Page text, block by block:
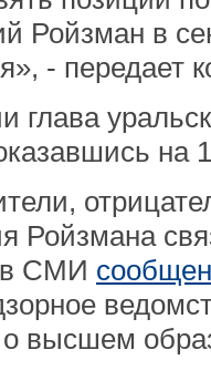
Ройзман в
- передает
глава
на
Ройзмана
в СМИ
высшем